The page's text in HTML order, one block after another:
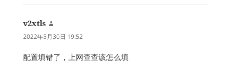
v2xtls
道：
2022年5月30日 19:52
配置填错了，上网查查该怎么填